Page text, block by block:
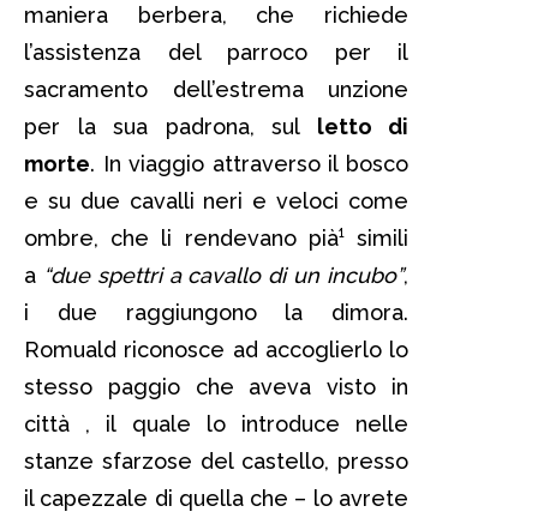
maniera berbera, che richiede
l’assistenza del parroco per il
sacramento dell’estrema unzione
per la sua padrona, sul letto di
morte. In viaggio attraverso il bosco
e su due cavalli neri e veloci come
ombre, che li rendevano pià¹ simili
a “due spettri a cavallo di un incubo”,
i due raggiungono la dimora.
Romuald riconosce ad accoglierlo lo
stesso paggio che aveva visto in
città , il quale lo introduce nelle
stanze sfarzose del castello, presso
il capezzale di quella che – lo avrete